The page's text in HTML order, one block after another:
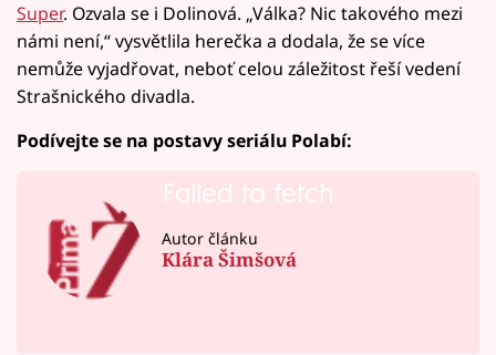
Super. Ozvala se i Dolinová. „Válka? Nic takového mezi
námi není,“ vysvětlila herečka a dodala, že se více
nemůže vyjadřovat, neboť celou záležitost řeší vedení
Strašnického divadla.
Podívejte se na postavy seriálu Polabí:
Failed to fetch
Autor článku
Klára Šimšová